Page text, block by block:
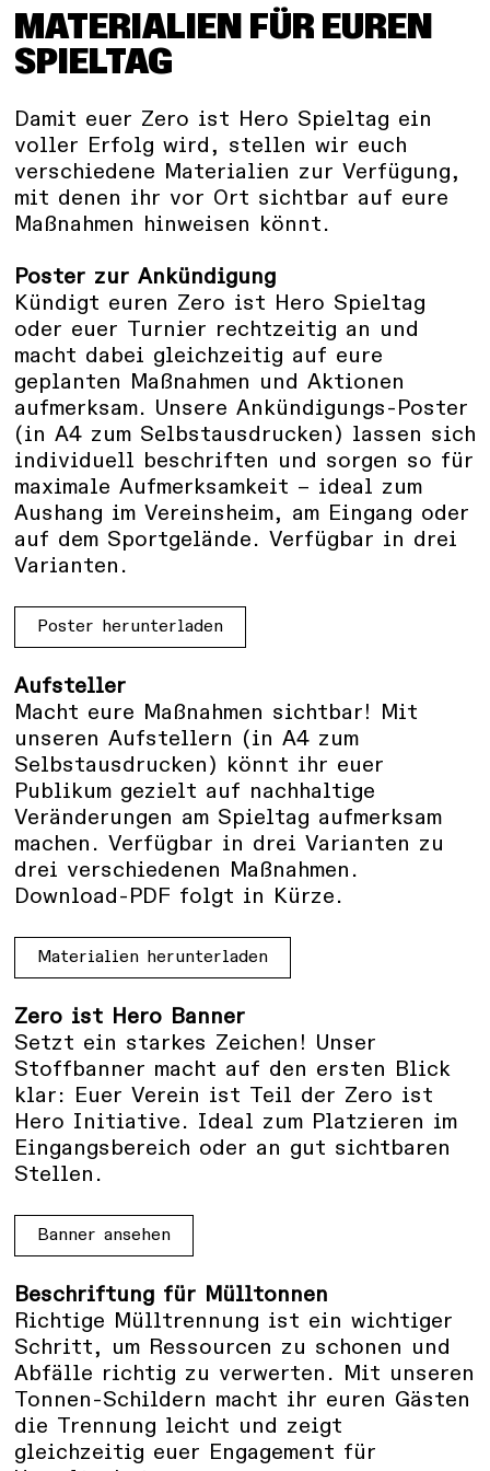
MATERIALIEN FÜR EUREN
SPIELTAG
Damit euer Zero ist Hero Spieltag ein
voller Erfolg wird, stellen wir euch
verschiedene Materialien zur Verfügung,
mit denen ihr vor Ort sichtbar auf eure
Maßnahmen hinweisen könnt.
Poster zur Ankündigung
Kündigt euren Zero ist Hero Spieltag
oder euer Turnier rechtzeitig an und
macht dabei gleichzeitig auf eure
geplanten Maßnahmen und Aktionen
aufmerksam. Unsere Ankündigungs-Poster
(in A4 zum Selbstausdrucken) lassen sich
individuell beschriften und sorgen so für
maximale Aufmerksamkeit – ideal zum
Aushang im Vereinsheim, am Eingang oder
auf dem Sportgelände. Verfügbar in drei
Varianten.
Poster herunterladen
Aufsteller
Macht eure Maßnahmen sichtbar! Mit
unseren Aufstellern (in A4 zum
Selbstausdrucken) könnt ihr euer
Publikum gezielt auf nachhaltige
Veränderungen am Spieltag aufmerksam
machen. Verfügbar in drei Varianten zu
drei verschiedenen Maßnahmen.
Download-PDF folgt in Kürze.
Materialien herunterladen
Zero ist Hero Banner
Setzt ein starkes Zeichen! Unser
Stoffbanner macht auf den ersten Blick
klar: Euer Verein ist Teil der Zero ist
Hero Initiative. Ideal zum Platzieren im
Eingangsbereich oder an gut sichtbaren
Stellen.
Banner ansehen
Beschriftung für Mülltonnen
Richtige Mülltrennung ist ein wichtiger
Schritt, um Ressourcen zu schonen und
Abfälle richtig zu verwerten. Mit unseren
Tonnen-Schildern macht ihr euren Gästen
die Trennung leicht und zeigt
gleichzeitig euer Engagement für